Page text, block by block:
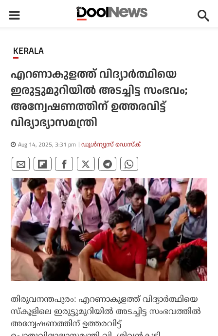
KERALA
എറണാകുളത്ത് വിദ്യാര്‍ത്ഥിയെ
ഇരുട്ടുമുറിയില്‍ അടച്ചിട്ട സംഭവം;
അന്വേഷണത്തിന് ഉത്തരവിട്ട്
വിദ്യാഭ്യാസമന്ത്രി
Aug 14, 2025, 3:31 pm ഡൂള്‍ന്യൂസ് ഡെസ്‌ക്
തിരുവനന്തപുരം: എറണാകുളത്ത് വിദ്യാര്‍ത്ഥിയെ
സ്‌കൂളിലെ ഇരുട്ടുമുറിയില്‍ അടച്ചിട്ട സംഭവത്തില്‍
അന്വേഷണത്തിന് ഉത്തരവിട്ട്